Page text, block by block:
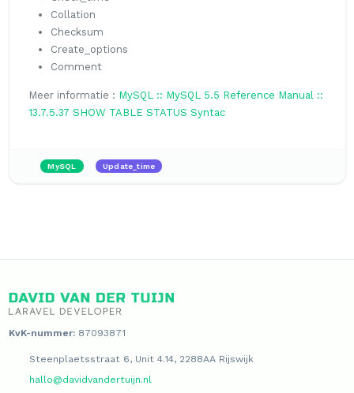
Collation
Checksum
Create_options
Comment
Meer informatie : MySQL :: MySQL 5.5 Reference Manual ::
13.7.5.37 SHOW TABLE STATUS Syntac
MySQL Update_time
KvK-nummer:87093871
Steenplaetsstraat 6, Unit 4.14, 2288AA Rijswijk
hallo@davidvandertuijn.nl